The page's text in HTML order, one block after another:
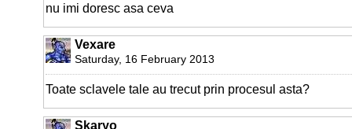
nu imi doresc asa ceva
Vexare
Saturday, 16 February 2013
Toate sclavele tale au trecut prin procesul asta?
Skaryo